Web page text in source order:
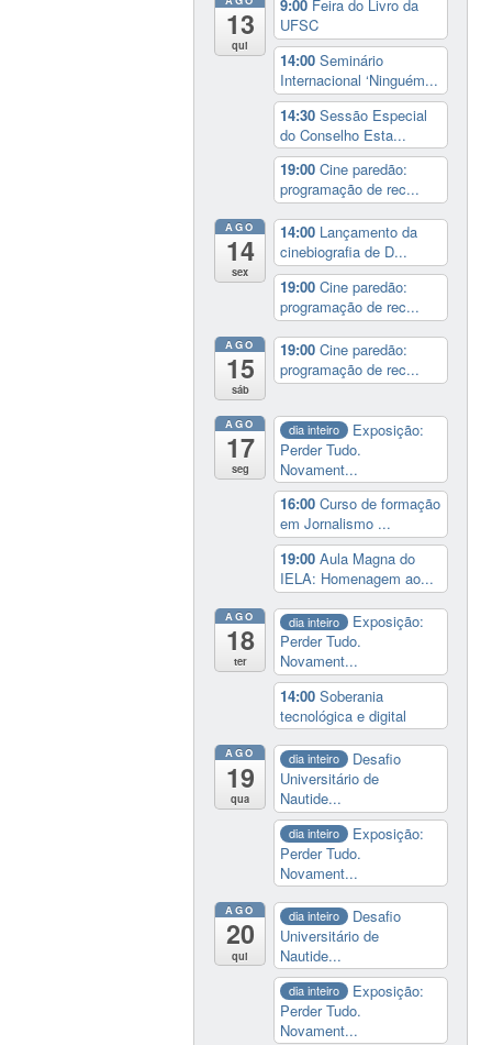
13
qui
9:00 Feira do Livro da
UFSC
14:00Seminário
Internacional ‘Ninguém...
14:30Sessão Especial
do Conselho Esta...
19:00Cine paredão:
programação de rec...
AGO
14
sex
14:00 Lançamento da
cinebiografia de D...
19:00Cine paredão:
programação de rec...
AGO
15
sáb
19:00Cine paredão:
programação de rec...
AGO
17
seg
dia inteiro
Exposição:
Perder Tudo.
Novament...
16:00Curso de formação
em Jornalismo ...
19:00Aula Magna do
IELA: Homenagem ao...
AGO
18
ter
dia inteiro
Exposição:
Perder Tudo.
Novament...
14:00Soberania
tecnológica e digital
AGO
19
qua
dia inteiro
Desafio
Universitário de
Nautide...
dia inteiro
Exposição:
Perder Tudo.
Novament...
AGO
20
qui
dia inteiro
Desafio
Universitário de
Nautide...
dia inteiro
Exposição:
Perder Tudo.
Novament...